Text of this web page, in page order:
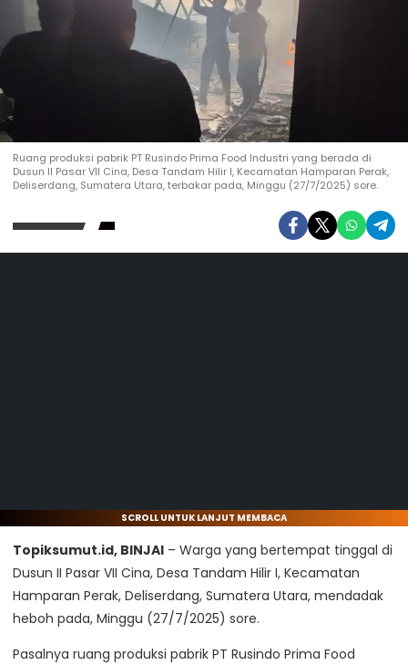
Ruang produksi pabrik PT Rusindo Prima Food Industri yang berada di
Dusun II Pasar VII Cina, Desa Tandam Hilir I, Kecamatan Hamparan Perak,
Deliserdang, Sumatera Utara, terbakar pada, Minggu (27/7/2025) sore.
SCROLL UNTUK LANJUT MEMBACA
Topiksumut.id, BINJAI – Warga yang bertempat tinggal di
Dusun II Pasar VII Cina, Desa Tandam Hilir I, Kecamatan
Hamparan Perak, Deliserdang, Sumatera Utara, mendadak
heboh pada, Minggu (27/7/2025) sore.
Pasalnya ruang produksi pabrik PT Rusindo Prima Food